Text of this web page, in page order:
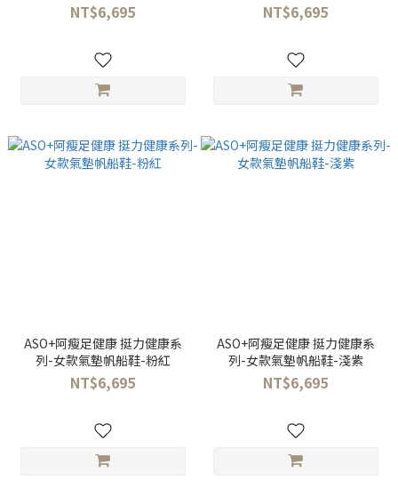
NT$6,695 NT$6,695
ASO+阿瘦足健康 挺力健康系
列-女款氣墊帆船鞋-粉紅
NT$6,695
ASO+阿瘦足健康 挺力健康系
列-女款氣墊帆船鞋-淺紫
NT$6,695